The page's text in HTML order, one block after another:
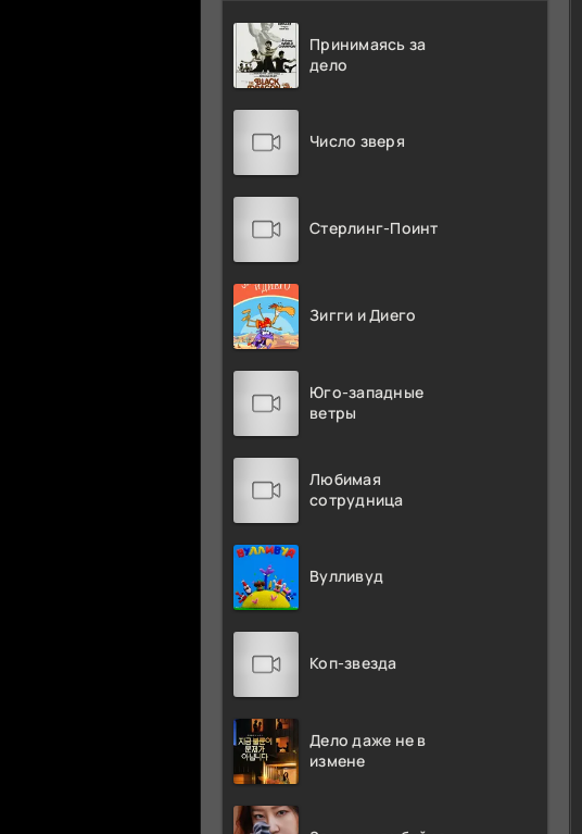
Принимаясь за
дело
Число зверя
Стерлинг-Поинт
Зигги и Диего
Юго-западные
ветры
Любимая
сотрудница
Вулливуд
Коп-звезда
Дело даже не в
измене